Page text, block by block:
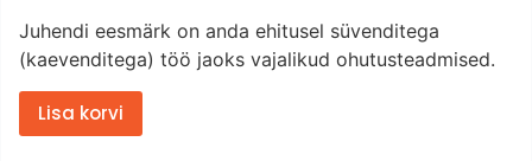
Juhendi eesmärk on anda ehitusel süvenditega
(kaevenditega) töö jaoks vajalikud ohutusteadmised.
Lisa korvi